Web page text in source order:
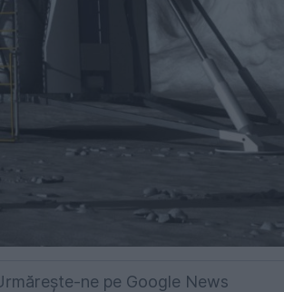
ne pe Google News